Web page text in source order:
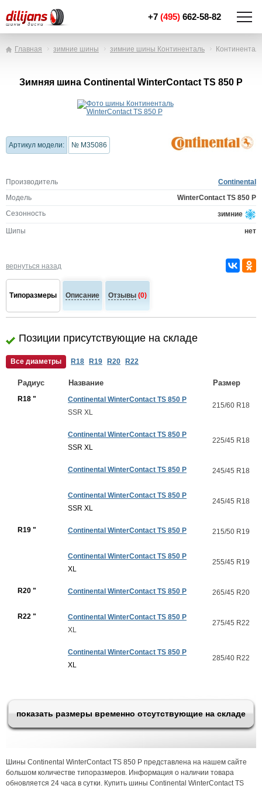
+7 (495) 662-58-82
Главная зимние шины зимние шины Континенталь
Зимняя шина Continental WinterContact TS 850 P
Артикул модели: № M35086
Производитель
Continental
Модель
WinterContact TS 850 P
Сезонность
зимние
Шипы нет
вернуться назад
Типоразмеры Описание Отзывы (0)
Позиции присутствующие на складе
Все диаметры R18 R19 R20 R22
Радиус Название Размер
R18 "
Continental WinterContact TS 850 P
SSR XL
215/60 R18
Continental WinterContact TS 850 P
SSR XL
225/45 R18
Continental WinterContact TS 850 P 245/45 R18
Continental WinterContact TS 850 P
SSR XL
245/45 R18
R19 " Continental WinterContact TS 850 P 215/50 R19
Continental WinterContact TS 850 P
XL
255/45 R19
R20 " Continental WinterContact TS 850 P 265/45 R20
R22 "
Continental WinterContact TS 850 P
XL
275/45 R22
Continental WinterContact TS 850 P
XL
285/40 R22
показать размеры временно отсутствующие на складе
Шины Continental WinterContact TS 850 P представлена на нашем сайте
большом количестве типоразмеров. Информация о наличии товара
обновляется 24 часа в сутки. Купить шины Continental WinterContact TS